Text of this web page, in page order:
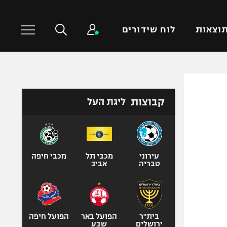
תוצאות לוח שידורים
טניס
כדורעף
ספורט אולימפי
קבוצות ליגת העל
עירוני
טבריה
מכבי תל
אביב
מכבי חיפה
בית"ר
ירושלים
הפועל באר
שבע
הפועל חיפה